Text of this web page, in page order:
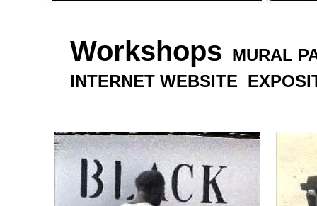
Workshops MURAL
INTERNET WEBSITE